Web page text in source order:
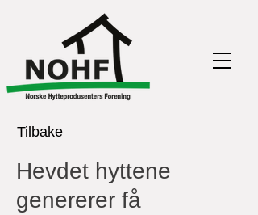
Tilbake
Hevdet hyttene
genererer få